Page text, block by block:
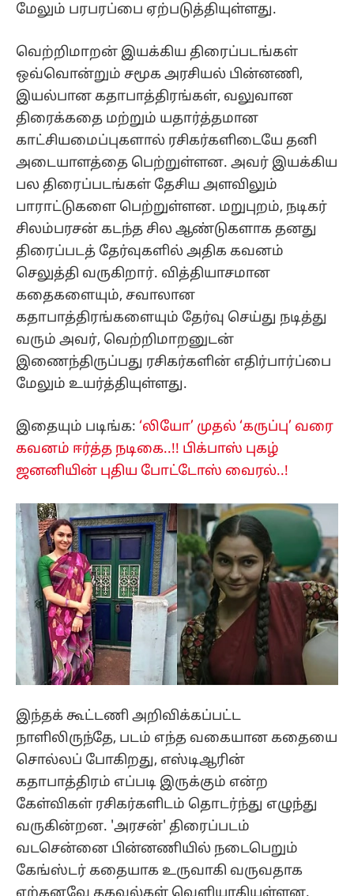
மேலும் பரபரப்பை ஏற்படுத்தியுள்ளது.
வெற்றிமாறன் இயக்கிய திரைப்படங்கள்
ஒவ்வொன்றும் சமூக அரசியல் பின்னணி,
இயல்பான கதாபாத்திரங்கள், வலுவான
திரைக்கதை மற்றும் யதார்த்தமான
காட்சியமைப்புகளால் ரசிகர்களிடையே தனி
அடையாளத்தை பெற்றுள்ளன. அவர் இயக்கிய
பல திரைப்படங்கள் தேசிய அளவிலும்
பாராட்டுகளை பெற்றுள்ளன. மறுபுறம், நடிகர்
சிலம்பரசன் கடந்த சில ஆண்டுகளாக தனது
திரைப்படத் தேர்வுகளில் அதிக கவனம்
செலுத்தி வருகிறார். வித்தியாசமான
கதைகளையும், சவாலான
கதாபாத்திரங்களையும் தேர்வு செய்து நடித்து
வரும் அவர், வெற்றிமாறனுடன்
இணைந்திருப்பது ரசிகர்களின் எதிர்பார்ப்பை
மேலும் உயர்த்தியுள்ளது.
இதையும் படிங்க: ‘லியோ’ முதல் ‘கருப்பு’ வரை
கவனம் ஈர்த்த நடிகை..!! பிக்பாஸ் புகழ்
ஜனனியின் புதிய போட்டோஸ் வைரல்..!
இந்தக் கூட்டணி அறிவிக்கப்பட்ட
நாளிலிருந்தே, படம் எந்த வகையான கதையை
சொல்லப் போகிறது, எஸ்டிஆரின்
கதாபாத்திரம் எப்படி இருக்கும் என்ற
கேள்விகள் ரசிகர்களிடம் தொடர்ந்து எழுந்து
வருகின்றன. 'அரசன்' திரைப்படம்
வடசென்னை பின்னணியில் நடைபெறும்
கேங்ஸ்டர் கதையாக உருவாகி வருவதாக